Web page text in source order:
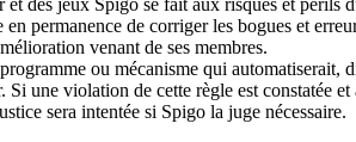
permanence de corriger les bogues et
venant de ses membres.
ou mécanisme qui automatiserait,
Si une violation de cette règle est constatée
sera intentée si Spigo la juge nécessaire.